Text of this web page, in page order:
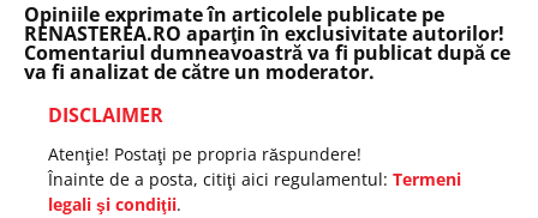
Opiniile exprimate în articolele publicate pe
RENASTEREA.RO aparţin în exclusivitate autorilor!
Comentariul dumneavoastră va fi publicat după ce
va fi analizat de către un moderator.
DISCLAIMER
Atenţie! Postaţi pe propria răspundere!
Înainte de a posta, citiţi aici regulamentul: Termeni
legali şi condiţii.